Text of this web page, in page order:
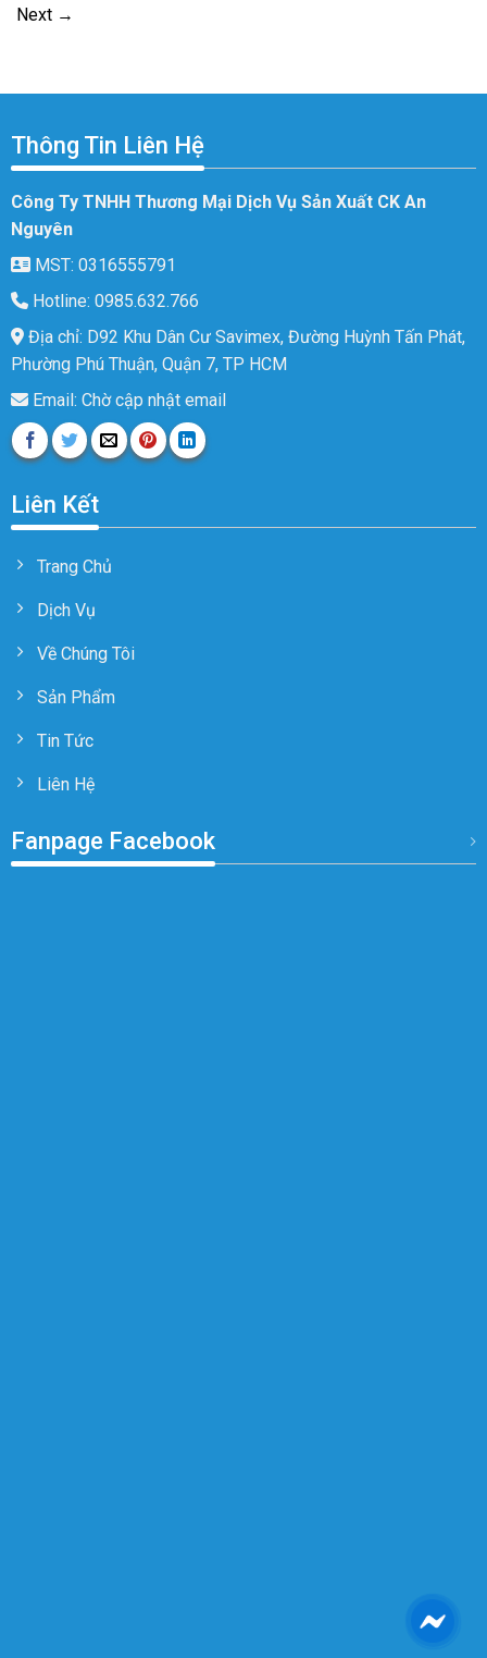
Next →
Thông Tin Liên Hệ
Công Ty TNHH Thương Mại Dịch Vụ Sản Xuất CK An
Nguyên
MST: 0316555791
Hotline: 0985.632.766
Địa chỉ: D92 Khu Dân Cư Savimex, Đường Huỳnh Tấn Phát,
Phường Phú Thuận, Quận 7, TP HCM
Email: Chờ cập nhật email
Liên Kết
Trang Chủ
Dịch Vụ
Về Chúng Tôi
Sản Phẩm
Tin Tức
Liên Hệ
Fanpage Facebook